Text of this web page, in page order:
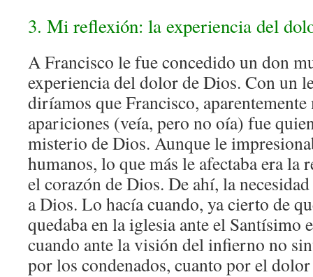
3. Mi reflexión: la experiencia del
A Francisco le fue concedido un don
experiencia del dolor de Dios. Con un
diríamos que Francisco,
apariciones (veía, pero no oía) fue
misterio de Dios. Aunque le
humanos, lo que más le afectaba era la
el corazón de Dios. De ahí, la
a Dios. Lo hacía cuando, ya cierto de
quedaba en la iglesia ante el Santísimo
cuando ante la visión del infierno no
por los condenados, cuanto por el